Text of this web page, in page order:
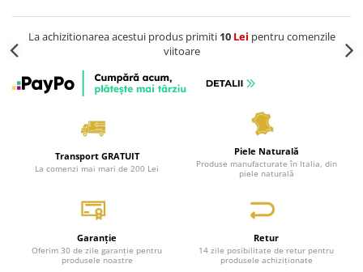
La achizitionarea acestui produs primiti 10 Lei pentru comenzile
viitoare
Transport GRATUIT
La comenzi mai mari de 200 Lei
Piele Naturală
Produse manufacturate în Italia, din
piele naturală
Garanție
Oferim 30 de zile garanție pentru
produsele noastre
Retur
14 zile posibilitate de retur pentru
produsele achiziționate